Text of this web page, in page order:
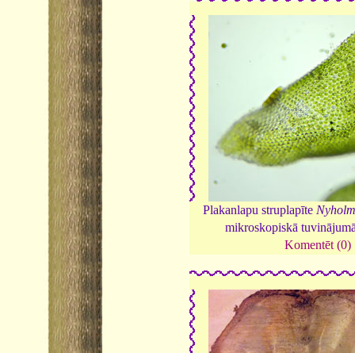
Plakanlapu struplapīte
mikroskopiskā
Komentēt (0)